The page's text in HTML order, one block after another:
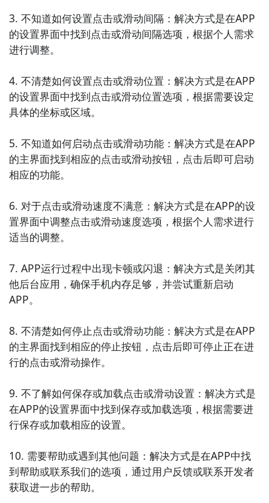
加流畅。
7. 《手机温度监控大师》：这款APP可以实时监测手机
手机过热问题，并采取相应的措施，保护手机硬件。
8. 《手机存储空间清理大师》：这款APP可以帮助您快
件，释放存储空间，让您有更多的空间存储重要文件和
数据。
CPU使用，提高手机的运行速度和性能。它可以关闭后
台运行的应用程序和进程，释放CPU资源，让手机更加
流畅。
10. 《手机安全清理大师》：这款APP可以帮助您清理
手机中的病毒、恶意软件和广告插件，提供实时的手机
安全保护。它可以扫描手机系统和应用程序，保护您的
3. 不知道如何设置点击或滑动间隔：解决方式是在APP
的设置界面中找到点击或滑动间隔选项，根据个人需求
进行调整。
4. 不清楚如何设置点击或滑动位置：解决方式是在APP
的设置界面中找到点击或滑动位置选项，根据需要设定
具体的坐标或区域。
5. 不知道如何启动点击或滑动功能：解决方式是在APP
的主界面找到相应的点击或滑动按钮，点击后即可启动
相应的功能。
6. 对于点击或滑动速度不满意：解决方式是在APP的设
置界面中调整点击或滑动速度选项，根据个人需求进行
适当的调整。
7. APP运行过程中出现卡顿或闪退：解决方式是关闭其
他后台应用，确保手机内存足够，并尝试重新启动
APP。
8. 不清楚如何停止点击或滑动功能：解决方式是在APP
的主界面找到相应的停止按钮，点击后即可停止正在进
行的点击或滑动操作。
9. 不了解如何保存或加载点击或滑动设置：解决方式是
在APP的设置界面中找到保存或加载选项，根据需要进
行保存或加载相应的设置。
10. 需要帮助或遇到其他问题：解决方式是在APP中找
到帮助或联系我们的选项，通过用户反馈或联系开发者
获取进一步的帮助。